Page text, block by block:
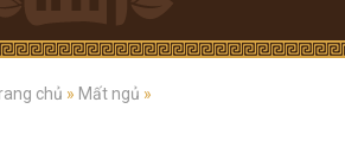
chủ » Mất ngủ »